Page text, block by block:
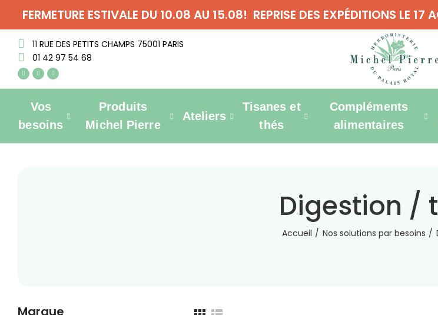
FERMETURE ESTIVALE DU 10.08 AU 15.08! REPRISE DES EXPÉDITIONS LE
11 RUE DES PETITS CHAMPS 75001 PARIS
01 42 97 54 68
Vos
besoins
Produits
Michel Pierre
Ateliers
Tisanes et
thés
Compléments
alimentaires
Digestion /
Accueil Nos solutions par besoins
Marque